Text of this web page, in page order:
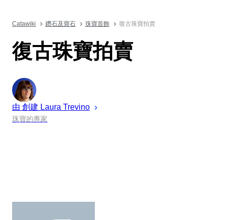
Catawiki 鑽石及寶石 珠寶首飾 復古珠寶拍賣
復古珠寶拍賣
由 創建 Laura Trevino
珠寶的專家